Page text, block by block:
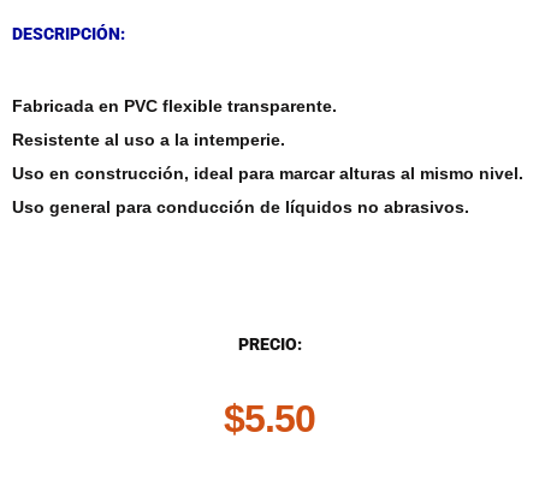
DESCRIPCIÓN:
Fabricada en PVC flexible transparente.
Resistente al uso a la intemperie.
Uso en construcción, ideal para marcar alturas al mismo nivel.
Uso general para conducción de líquidos no abrasivos.
PRECIO:
$5.50